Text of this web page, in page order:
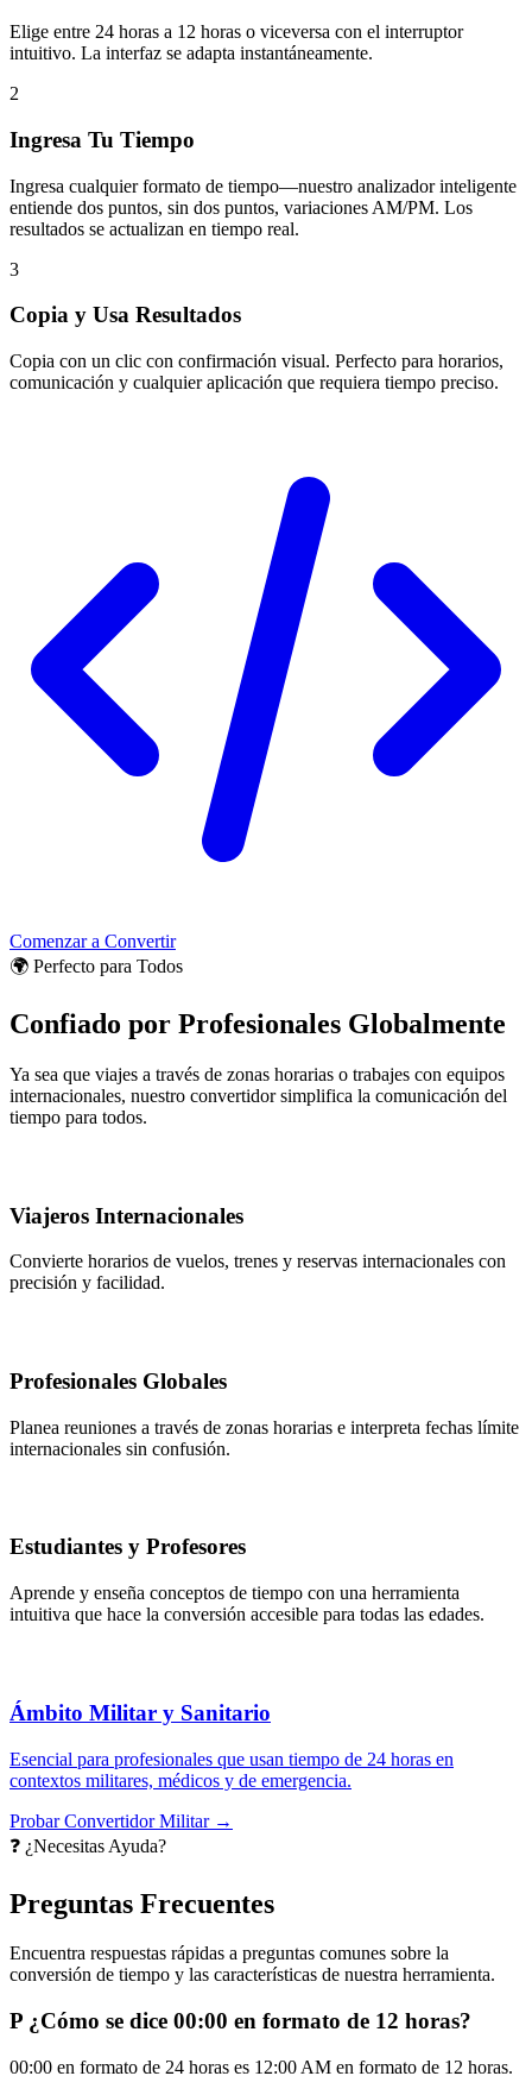
Elige entre 24 horas a 12 horas o viceversa con el interruptor
intuitivo. La interfaz se adapta instantáneamente.
2
Ingresa Tu Tiempo
Ingresa cualquier formato de tiempo—nuestro analizador inteligente
entiende dos puntos, sin dos puntos, variaciones AM/PM. Los
resultados se actualizan en tiempo real.
3
Copia y Usa Resultados
Copia con un clic con confirmación visual. Perfecto para horarios,
comunicación y cualquier aplicación que requiera tiempo preciso.
Comenzar a Convertir
🌍 Perfecto para Todos
Confiado por Profesionales Globalmente
Ya sea que viajes a través de zonas horarias o trabajes con equipos
internacionales, nuestro convertidor simplifica la comunicación del
tiempo para todos.
Viajeros Internacionales
Convierte horarios de vuelos, trenes y reservas internacionales con
precisión y facilidad.
Profesionales Globales
Planea reuniones a través de zonas horarias e interpreta fechas límite
internacionales sin confusión.
Estudiantes y Profesores
Aprende y enseña conceptos de tiempo con una herramienta
intuitiva que hace la conversión accesible para todas las edades.
Ámbito Militar y Sanitario
Esencial para profesionales que usan tiempo de 24 horas en
contextos militares, médicos y de emergencia.
Probar Convertidor Militar →
❓ ¿Necesitas Ayuda?
Preguntas Frecuentes
Encuentra respuestas rápidas a preguntas comunes sobre la
conversión de tiempo y las características de nuestra herramienta.
P ¿Cómo se dice 00:00 en formato de 12 horas?
00:00 en formato de 24 horas es 12:00 AM en formato de 12 horas.